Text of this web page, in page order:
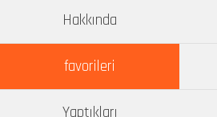
Bugün Ne
Hakkında
favorileri
Yaptıkları